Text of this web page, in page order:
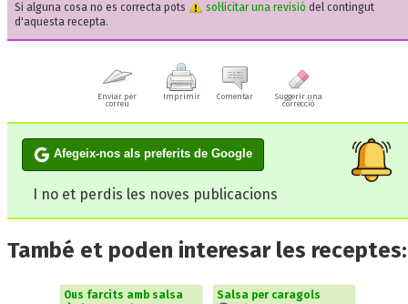
Si alguna cosa no es correcta pots
sol·licitar una revisió del contingut
d'aquesta recepta.
Enviar per
correu
Imprimir Comentar
Suggerir una
correcció
Afegeix-nos als preferits de Google
I no et perdis les noves publicacions
També et poden interesar les receptes:
Ous farcits amb salsa
Salsa per caragols